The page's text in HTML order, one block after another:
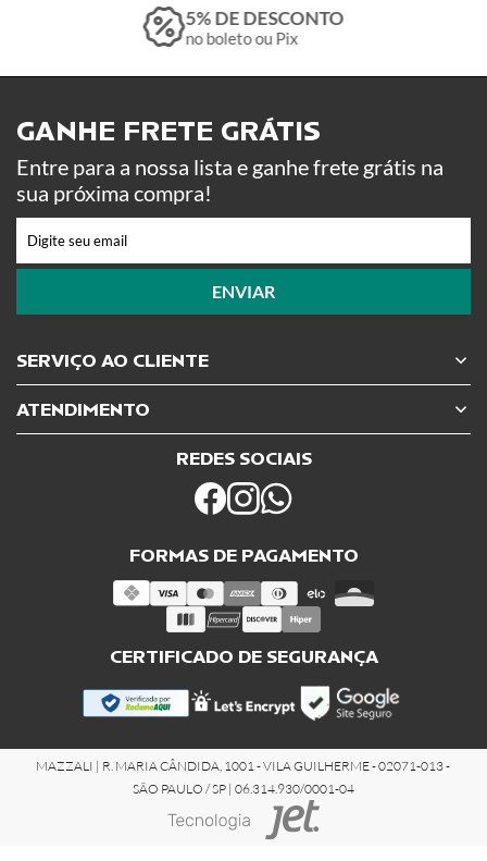
5% DE DESCONTO
no boleto ou Pix
SERVIÇO AO CLIENTE
ATENDIMENTO
REDES SOCIAIS
FORMAS DE PAGAMENTO
CERTIFICADO DE SEGURANÇA
GANHE FRETE GRÁTIS ​
Entre para a nossa lista e ganhe frete grátis na
sua próxima compra!
ENVIAR
MAZZALI | R. MARIA CÂNDIDA, 1001 - VILA GUILHERME - 02071-013 -
SÃO PAULO / SP | 06.314.930/0001-04